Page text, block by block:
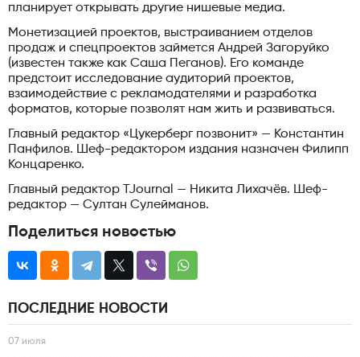
планирует открывать другие нишевые медиа.
Монетизацией проектов, выстраиванием отделов
продаж и спецпроектов займется Андрей Загоруйко
(известен также как Саша Пеганов). Его команде
предстоит исследование аудиторий проектов,
взаимодействие с рекламодателями и разработка
форматов, которые позволят нам жить и развиваться.
Главный редактор «Цукерберг позвонит» — Константин
Панфилов. Шеф-редактором издания назначен Филипп
Концаренко.
Главный редактор TJournal — Никита Лихачёв. Шеф-
редактор — Султан Сулейманов.
Поделиться новостью
ПОСЛЕДНИЕ НОВОСТИ
07 июля